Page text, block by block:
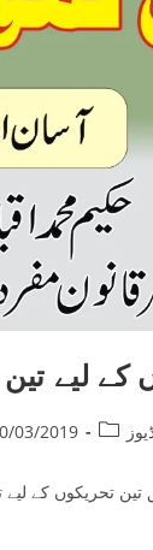
کے لیے
03/2019
Post
تین تحریکوں کے